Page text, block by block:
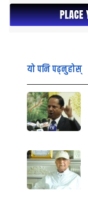
यो पनि पढ्नुहोस्